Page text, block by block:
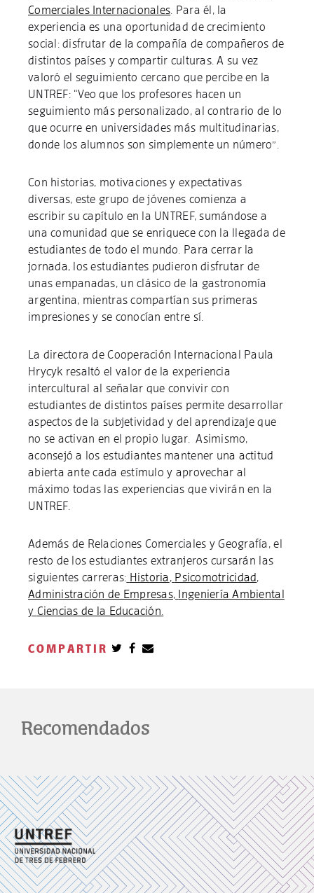
Comerciales Internacionales . Para él, la
experiencia es una oportunidad de crecimiento
social: disfrutar de la compañía de compañeros de
distintos países y compartir culturas. A su vez
valoró el seguimiento cercano que percibe en la
UNTREF: “Veo que los profesores hacen un
seguimiento más personalizado, al contrario de lo
que ocurre en universidades más multitudinarias,
donde los alumnos son simplemente un número”.
Con historias, motivaciones y expectativas
diversas, este grupo de jóvenes comienza a
escribir su capítulo en la UNTREF, sumándose a
una comunidad que se enriquece con la llegada de
estudiantes de todo el mundo. Para cerrar la
jornada, los estudiantes pudieron disfrutar de
unas empanadas, un clásico de la gastronomía
argentina, mientras compartían sus primeras
impresiones y se conocían entre sí.
La directora de Cooperación Internacional Paula
Hrycyk resaltó el valor de la experiencia
intercultural al señalar que convivir con
estudiantes de distintos países permite desarrollar
aspectos de la subjetividad y del aprendizaje que
no se activan en el propio lugar. Asimismo,
aconsejó a los estudiantes mantener una actitud
abierta ante cada estímulo y aprovechar al
máximo todas las experiencias que vivirán en la
UNTREF.
Además de Relaciones Comerciales y Geografía, el
resto de los estudiantes extranjeros cursarán las
siguientes carreras: Historia, Psicomotricidad,
Administración de Empresas, Ingeniería Ambiental
y Ciencias de la Educación
COMPARTIR
Recomendados